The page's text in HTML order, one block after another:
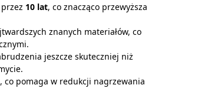
10 lat, co znacząco przewyższa
znanych materiałów, co
jeszcze skuteczniej niż
co pomaga w redukcji nagrzewania